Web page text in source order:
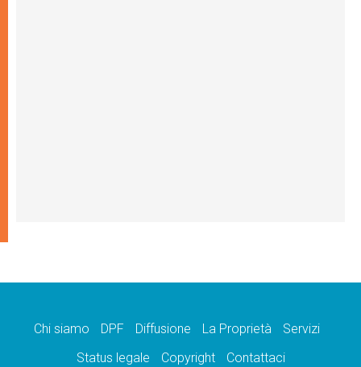
Chi siamo DPF Diffusione La Proprietà
Servizi
Status legale
Copyright Contattaci